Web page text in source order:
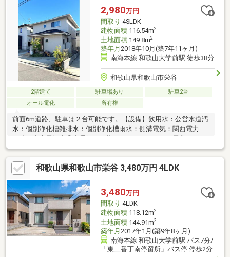
方、各借入限度額を知りたい方資金・支払い計画を立てたい方、
住み替えをお考えの方無料相談受付中です♪お気軽にお電話くださ
い！
2,980万円
間取り 4SLDK
建物面積116.54m2
土地面積149.8m2
築年月 2018年10月(築7年11ヶ月)
南海本線 和歌山大学前駅 徒歩38分
和歌山県和歌山市栄谷
2階建て 駐車場あり
駐車2台
オール電化
所有権
前面6m道路、駐車は２台可能です。【設備】飲用水：公営水道汚
水：個別浄化槽雑排水：個別浄化槽雨水：側溝電気：関西電力
なし
和歌山県和歌山市栄谷 3,480万円 4LDK
3,480万円
間取り 4LDK
建物面積118.12m2
土地面積144.91m2
築年月 2017年1月(築9年8ヶ月)
南海本線 和歌山大学前駅 バス7分/
「東二番丁南停留所」バス停 停歩2分